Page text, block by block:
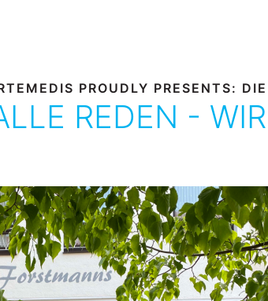
PROUDLY PRESENTS:
REDEN -